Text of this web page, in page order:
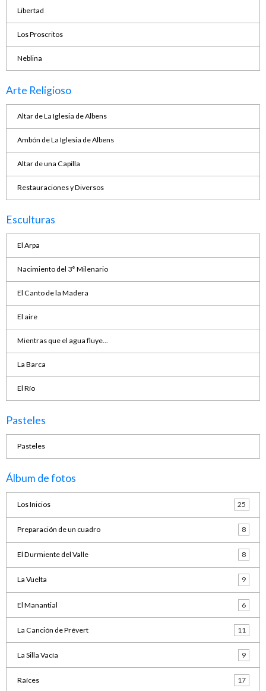
Libertad
Los Proscritos
Neblina
Arte Religioso
Altar de La Iglesia de Albens
Ambón de La Iglesia de Albens
Altar de una Capilla
Restauraciones y Diversos
Esculturas
El Arpa
Nacimiento del 3° Milenario
El Canto de la Madera
El aire
Mientras que el agua fluye...
La Barca
El Río
Pasteles
Pasteles
Álbum de fotos
Los Inicios 25
Preparación de un cuadro 8
El Durmiente del Valle 8
La Vuelta 9
El Manantial 6
La Canción de Prévert 11
La Silla Vacía 9
Raíces 17